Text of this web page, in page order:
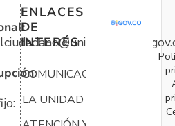
ENLACES
DE
INTERÉS
COMUNICACIONES
LA UNIDAD